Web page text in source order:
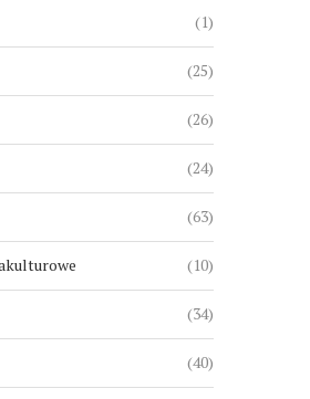
(1)
(25)
(26)
(24)
(63)
(10)
(34)
(40)